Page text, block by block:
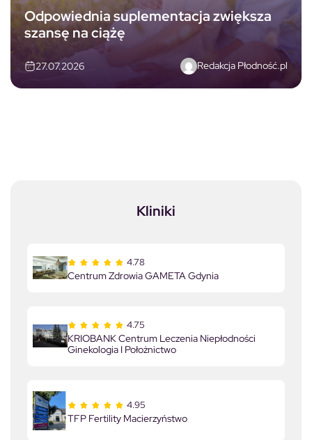
Odpowiednia suplementacja zwiększa
szansę na ciążę
27.07.2026 Redakcja Płodność.pl
Kliniki
4.78
Centrum Zdrowia GAMETA Gdynia
4.75
KRIOBANK Centrum Leczenia Niepłodności
Ginekologia I Położnictwo
4.95
TFP Fertility Macierzyństwo